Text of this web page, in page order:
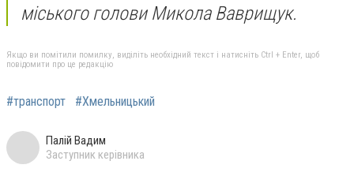
міського голови Микола Ваврищук.
Якщо ви помітили помилку, виділіть необхідний текст і натисніть Ctrl + Enter, щоб
повідомити про це редакцію
#транспорт #Хмельницький
Палій Вадим
Заступник керівника